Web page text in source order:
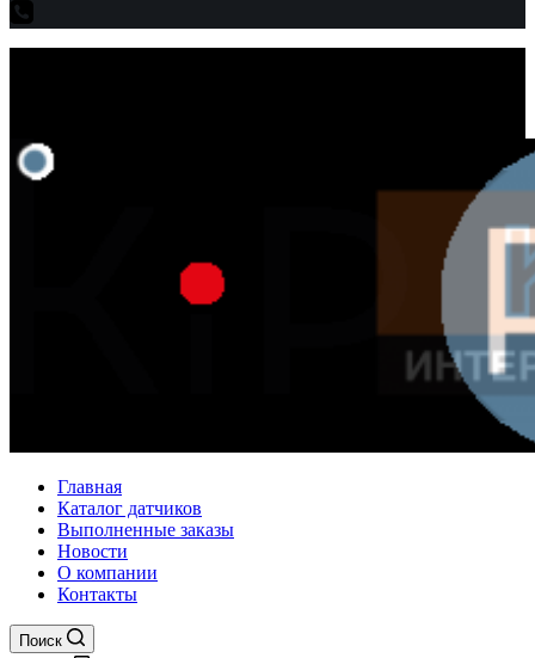
Главная
Каталог датчиков
Выполненные заказы
Новости
О компании
Контакты
Поиск